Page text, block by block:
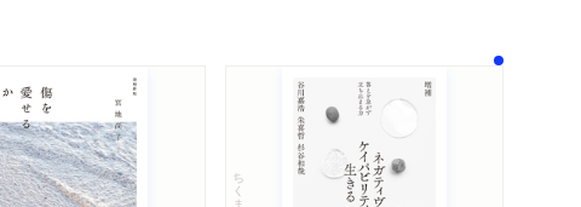
ちくま文庫